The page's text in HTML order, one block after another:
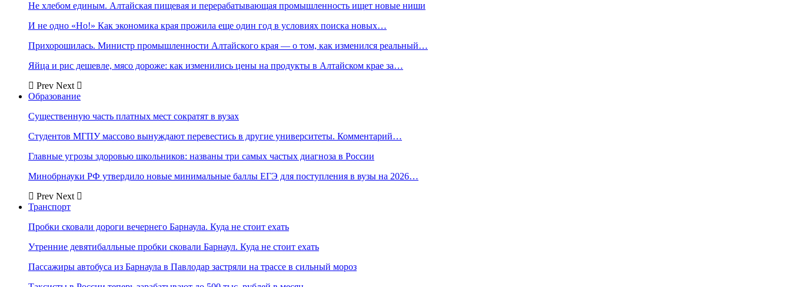
Не хлебом единым. Алтайская пищевая и перерабатывающая промышленность ищет новые ниши
И не одно «Но!» Как экономика края прожила еще один год в условиях поиска новых…
Прихорошилась. Министр промышленности Алтайского края — о том, как изменился реальный…
Яйца и рис дешевле, мясо дороже: как изменились цены на продукты в Алтайском крае за…
Prev Next
Образование
Существенную часть платных мест сократят в вузах
Студентов МГПУ массово вынуждают перевестись в другие университеты. Комментарий…
Главные угрозы здоровью школьников: названы три самых частых диагноза в России
Минобрнауки РФ утвердило новые минимальные баллы ЕГЭ для поступления в вузы на 2026…
Prev Next
Транспорт
Пробки сковали дороги вечернего Барнаула. Куда не стоит ехать
Утренние девятибалльные пробки сковали Барнаул. Куда не стоит ехать
Пассажиры автобуса из Барнаула в Павлодар застряли на трассе в сильный мороз